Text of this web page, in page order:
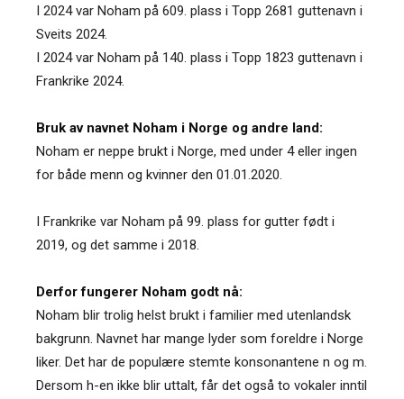
I 2024 var Noham på 609. plass i Topp 2681 guttenavn i
Sveits 2024.
I 2024 var Noham på 140. plass i Topp 1823 guttenavn i
Frankrike 2024.
Bruk av navnet Noham i Norge og andre land:
Noham er neppe brukt i Norge, med under 4 eller ingen
for både menn og kvinner den 01.01.2020.
I Frankrike var Noham på 99. plass for gutter født i
2019, og det samme i 2018.
Derfor fungerer Noham godt nå:
Noham blir trolig helst brukt i familier med utenlandsk
bakgrunn. Navnet har mange lyder som foreldre i Norge
liker. Det har de populære stemte konsonantene n og m.
Dersom h-en ikke blir uttalt, får det også to vokaler inntil